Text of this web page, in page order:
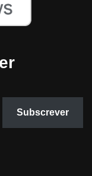
Subscrever